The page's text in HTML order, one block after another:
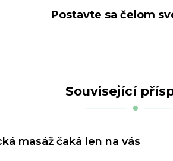
Postavte sa čelom
Související
masáž čaká len na vás